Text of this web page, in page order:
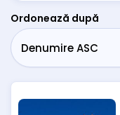
Ordonează după